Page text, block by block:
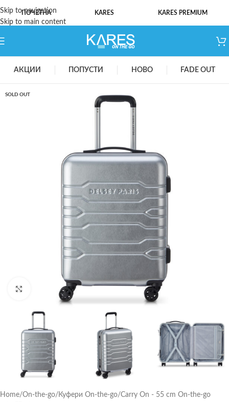
Skip to navigation
Skip to main content
ПОЧЕТНА KARES KARES PREMIUM
АКЦИИ ПОПУСТИ НОВО FADE OUT
SOLD OUT
Click to enlarge
Home/On-the-go/ Куфери On-the-go/Carry On - 55 cm On-the-go